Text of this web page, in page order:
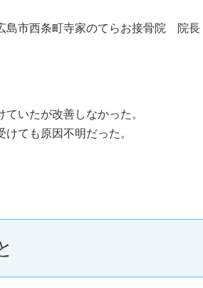
島市西条町寺家のてらお接骨院 院長
いたが改善しなかった。
ても原因不明だった。